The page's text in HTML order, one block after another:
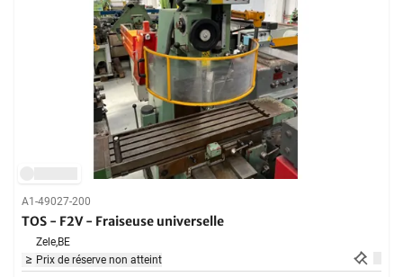
A1-49027-200
TOS - F2V - Fraiseuse universelle
Zele,BE
Prix de réserve non atteint